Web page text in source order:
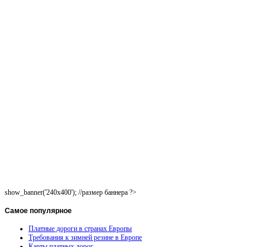
show_banner('240x400'); //размер баннера ?>
Самое популярное
Платные дороги в странах Европы
Требования к зимней резине в Европе